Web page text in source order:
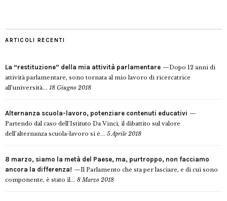
ARTICOLI RECENTI
La “restituzione” della mia attività parlamentare
Dopo 12 anni di
attività parlamentare, sono tornata al mio lavoro di ricercatrice
all’università... 18 Giugno 2018
Alternanza scuola-lavoro, potenziare contenuti educativi
Partendo dal caso dell’Istituto Da Vinci, il dibattito sul valore
dell’alternanza scuola-lavoro si è... 5 Aprile 2018
8 marzo, siamo la metà del Paese, ma, purtroppo, non facciamo
ancora la differenza!
Il Parlamento che sta per lasciare, e di cui sono
componente, è stato il... 8 Marzo 2018